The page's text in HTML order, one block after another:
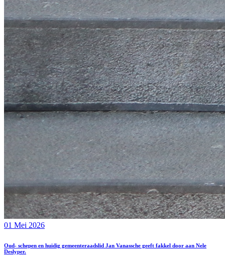
01 Mei 2026
Oud- schepen en huidig gemeenteraadslid Jan Vanassche geeft fakkel door aan Nele
Deslyper.